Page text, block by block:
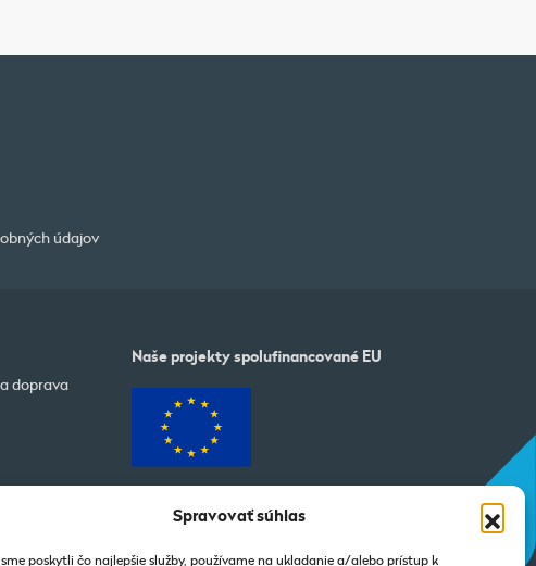
Spravovať súhlas
poskytli čo najlepšie služby, používame na ukladanie a/alebo prístup k
údajov
doprava
Naše projekty spolufinancované EU